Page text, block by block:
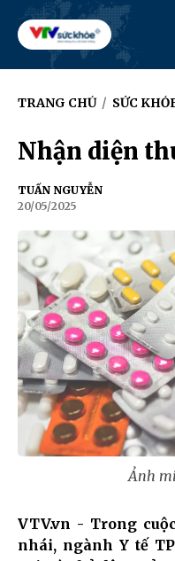
TRANG CHỦ / SỨC
Nhận diện
TUẤN NGUYỄN
20/05/2025
Ảnh
VTV.vn - Trong
nhái, ngành Y tế